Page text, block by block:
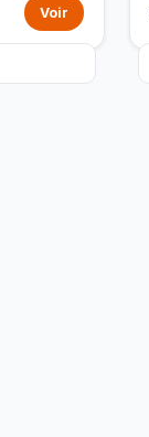
Voir